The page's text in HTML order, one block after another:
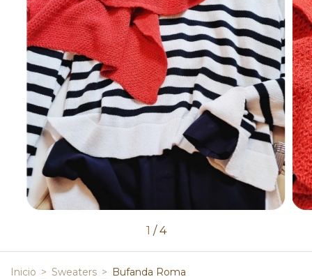
1 /4
Inicio > Sweaters > Bufanda Roma